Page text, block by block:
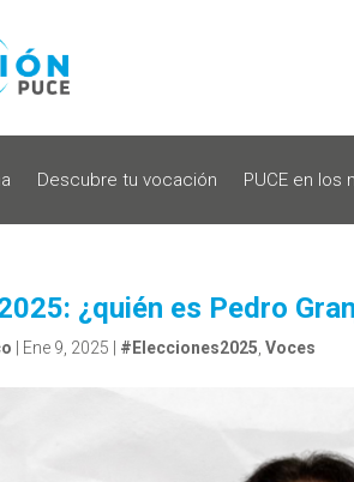
Descubre tu vocación PUCE en los
¿quién es Pedro
Ene 9, 2025 #Elecciones2025,Voces